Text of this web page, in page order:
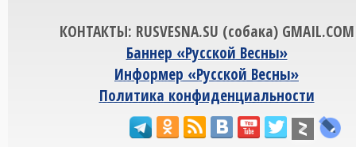
КОНТАКТЫ: RUSVESNA.SU (собака) GMAIL.COM
Баннер «Русской Весны»
Информер «Русской Весны»
Политика конфиденциальности